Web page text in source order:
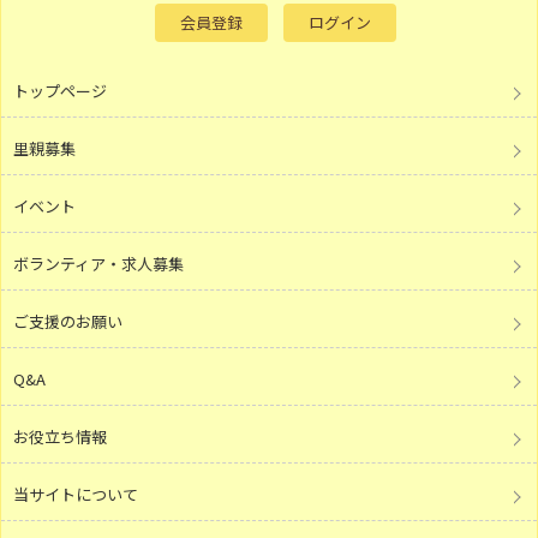
会員登録 ログイン
トップページ
里親募集
イベント
ボランティア・求人募集
ご支援のお願い
Q&A
お役立ち情報
当サイトについて